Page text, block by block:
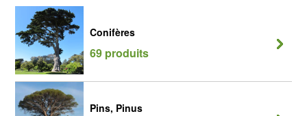
Conifères
69 produits
Pins, Pinus